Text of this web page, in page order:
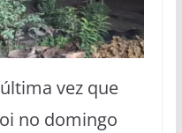
vez que
no domingo